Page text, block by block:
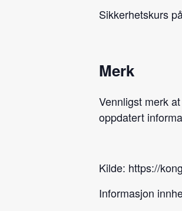
Sikkerhetskurs
Merk
Vennligst merk
oppdatert
Kilde: https://
Informasjon